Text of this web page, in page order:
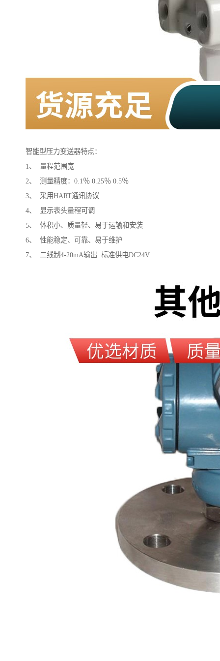
智能型压力变送器特点：
1、 量程范围宽
2、 测量精度：0.1％ 0.25％ 0.5％
3、 采用HART通讯协议
4、 显示表头量程可调
5、 体积小、质量轻、易于运输和安装
6、 性能稳定、可靠、易于维护
7、 二线制4-20mA输出 标准供电DC24V